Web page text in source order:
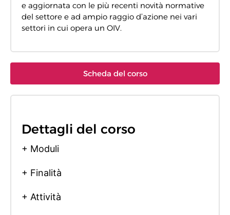
e aggiornata con le più recenti novità normative
del settore e ad ampio raggio d’azione nei vari
settori in cui opera un OIV.
Scheda del corso
Dettagli del corso
+ Moduli
+ Finalità
+ Attività